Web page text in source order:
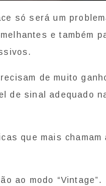
só será um
e também
de muito
de sinal adequado
que mais
ao modo “Vintage”.